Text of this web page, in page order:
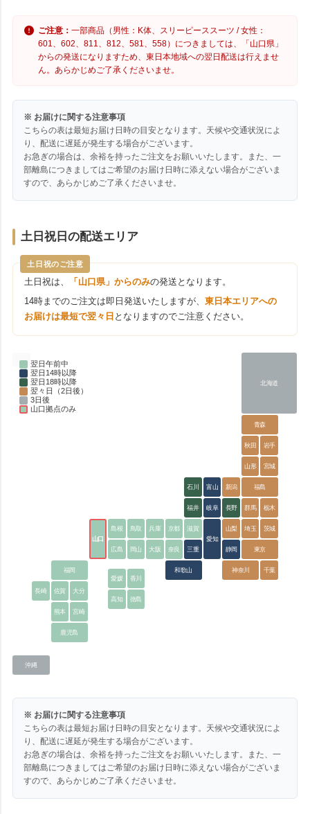
ご注意：一部商品（男性：K体、スリーピーススーツ / 女性：
601、602、811、812、581、558）につきましては、「山口県」
からの発送になりますため、東日本地域への翌日配送は行えませ
ん。あらかじめご了承くださいませ。
※ お届けに関する注意事項
こちらの表は最短お届け日時の目安となります。天候や交通状況によ
り、配送に遅延が発生する場合がございます。
お急ぎの場合は、余裕を持ったご注文をお願いいたします。また、一
部離島につきましてはご希望のお届け日時に添えない場合がございま
すので、あらかじめご了承くださいませ。
土日祝日の配送エリア
土日祝のご注意
土日祝は、 「山口県」からのみの発送となります。
14時までのご注文は即日発送いたしますが、東日本エリアへの
お届けは最短で翌々日 となりますのでご注意ください。
翌日午前中
翌日14時以降
翌日18時以降
翌々日（2日後）
3日後
山口拠点のみ
北海道
青森
秋田 岩手
山形 宮城
福島
新潟
群馬 栃木
埼玉 茨城
東京
神奈川 千葉
山梨
石川
福井 長野
富山
岐阜
愛知
静岡
三重
和歌山
山口
島根 鳥取
広島 岡山
兵庫 京都 滋賀
大阪 奈良
香川
愛媛
徳島
高知
福岡
佐賀 大分
熊本
長崎
宮崎
鹿児島
沖縄
※ お届けに関する注意事項
こちらの表は最短お届け日時の目安となります。天候や交通状況によ
り、配送に遅延が発生する場合がございます。
お急ぎの場合は、余裕を持ったご注文をお願いいたします。また、一
部離島につきましてはご希望のお届け日時に添えない場合がございま
すので、あらかじめご了承くださいませ。